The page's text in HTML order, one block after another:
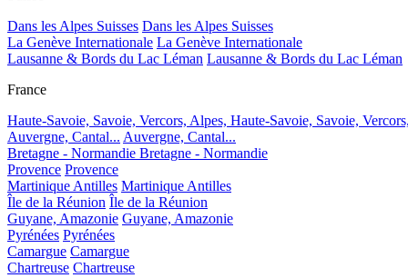
Dans les Alpes Suisses Dans les Alpes Suisses
La Genève Internationale La Genève Internationale
Lausanne & Bords du Lac Léman Lausanne & Bords du Lac Léman
France
Haute-Savoie, Savoie, Vercors, Alpes, Haute-Savoie, Savoie,
Auvergne, Cantal... Auvergne, Cantal...
Bretagne - Normandie Bretagne - Normandie
Provence Provence
Martinique Antilles Martinique Antilles
Île de la Réunion Île de la Réunion
Guyane, Amazonie Guyane, Amazonie
Pyrénées Pyrénées
Camargue Camargue
Chartreuse Chartreuse